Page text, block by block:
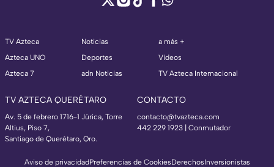
TV Azteca
Azteca UNO
Azteca 7
Noticias
Deportes
adn Noticias
a más +
Videos
TV Azteca Internacional
TV AZTECA QUERÉTARO
Av. 5 de febrero 1716-1 Júrica, Torre
Altius, Piso 7,
Santiago de Querétaro, Qro.
CONTACTO
contacto@tvazteca.com
442 229 1923 | Conmutador
Aviso de privacidadPreferencias de CookiesDerechosInversionistas